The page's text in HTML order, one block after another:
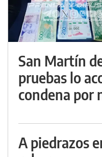
San Martín
pruebas lo
condena por
A piedrazos